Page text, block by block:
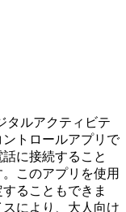
タルアクティビテ
トロールアプリで
に接続すること
このアプリを使用
ることもできま
により、大人向け